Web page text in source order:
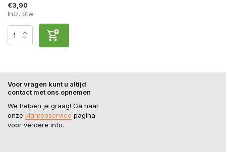
€3,90
Incl. btw
Voor vragen kunt u altijd
contact met ons opnemen
We helpen je graag! Ga naar
onze klantenservice pagina
voor verdere info.